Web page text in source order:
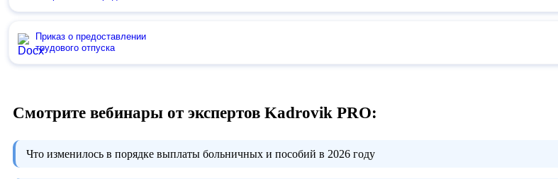
Приказ о предоставлении
трудового отпуска
Смотрите вебинары от экспертов Kadrovik PRO:
Что изменилось в порядке выплаты больничных и пособий в 2026 году